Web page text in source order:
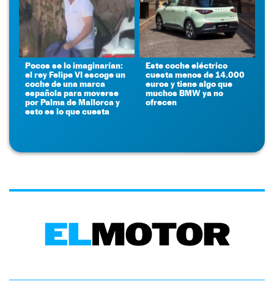
Pocos se lo imaginarían:
el rey Felipe VI escoge un
coche de una marca
española para moverse
por Palma de Mallorca y
esto es lo que cuesta
Este coche eléctrico
cuesta menos de 14.000
euros y tiene algo que
muchos BMW ya no
ofrecen